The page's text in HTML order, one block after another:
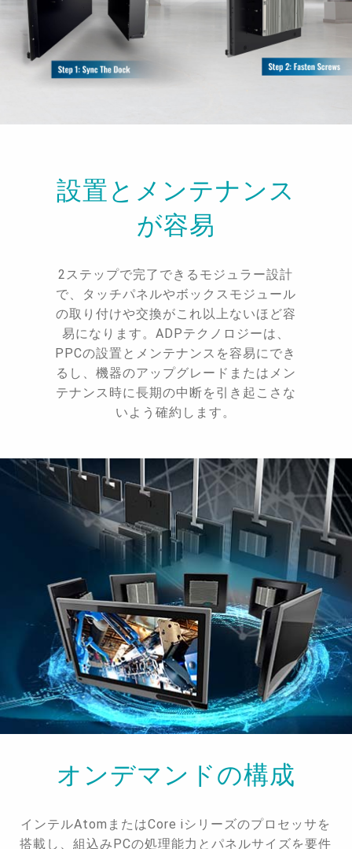
設置とメンテナンス
が容易
2ステップで完了できるモジュラー設計
で、タッチパネルやボックスモジュール
の取り付けや交換がこれ以上ないほど容
易になります。ADPテクノロジーは、
PPCの設置とメンテナンスを容易にでき
るし、機器のアップグレードまたはメン
テナンス時に長期の中断を引き起こさな
いよう確約します。
オンデマンドの構成
インテルAtomまたはCore iシリーズのプロセッサを
搭載し、組込みPCの処理能力とパネルサイズを要件